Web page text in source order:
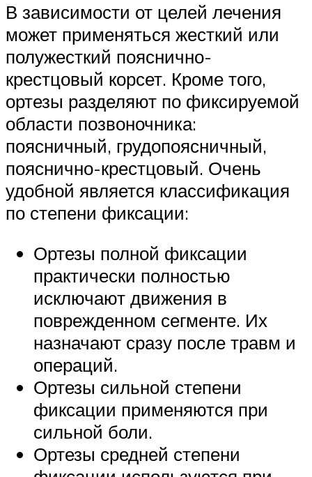
В зависимости от целей лечения
может применяться жесткий или
полужесткий пояснично-
крестцовый корсет. Кроме того,
ортезы разделяют по фиксируемой
области позвоночника:
поясничный, грудопоясничный,
пояснично-крестцовый. Очень
удобной является классификация
по степени фиксации:
Ортезы полной фиксации
практически полностью
исключают движения в
поврежденном сегменте. Их
назначают сразу после травм и
операций.
Ортезы сильной степени
фиксации применяются при
сильной боли.
Ортезы средней степени